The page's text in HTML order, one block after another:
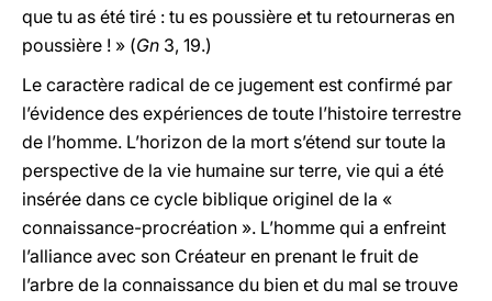
que tu as été tiré : tu es poussière et tu retourneras en
poussière ! » (Gn 3, 19.)
Le caractère radical de ce jugement est confirmé par
l’évidence des expériences de toute l’histoire terrestre
de l’homme. L’horizon de la mort s’étend sur toute la
perspective de la vie humaine sur terre, vie qui a été
insérée dans ce cycle biblique originel de la «
connaissance-procréation ». L’homme qui a enfreint
l’alliance avec son Créateur en prenant le fruit de
l’arbre de la connaissance du bien et du mal se trouve